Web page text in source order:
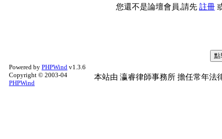
您還不是論壇會員,請先 註冊
Powered by PHPWind v1.3.6
Copyright © 2003-04
PHPWind
本站由 瀛睿律師事務所 擔任常年法